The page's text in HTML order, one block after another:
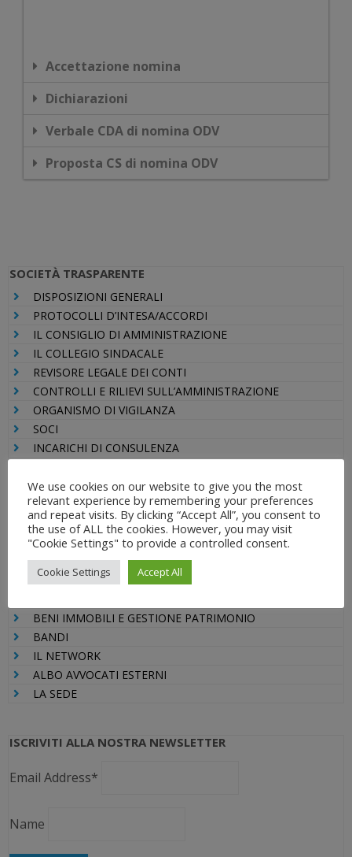
Accettazione nomina
Dichiarazioni
Verbale CDA di nomina ODV
Proposta CS di nomina ODV
SOCIETÀ TRASPARENTE
DISPOSIZIONI GENERALI
PROTOCOLLI D’INTESA/ACCORDI
IL CONSIGLIO DI AMMINISTRAZIONE
IL COLLEGIO SINDACALE
REVISORE LEGALE DEI CONTI
CONTROLLI E RILIEVI SULL’AMMINISTRAZIONE
ORGANISMO DI VIGILANZA
SOCI
INCARICHI DI CONSULENZA
PREVENZIONE DELLA CORRUZIONE
ACCESSO CIVICO
PAGAMENTI DELL’AMMINISTRAZIONE
CONTRIBUTI PUBBLICI
PERSONALE
BILANCI DI ESERCIZIO
BENI IMMOBILI E GESTIONE PATRIMONIO
BANDI
IL NETWORK
ALBO AVVOCATI ESTERNI
LA SEDE
ISCRIVITI ALLA NOSTRA NEWSLETTER
Email Address*
Name
We use cookies on our website to give you the most
relevant experience by remembering your preferences
and repeat visits. By clicking “Accept All”, you consent to
the use of ALL the cookies. However, you may visit
"Cookie Settings" to provide a controlled consent.
Cookie Settings Accept All